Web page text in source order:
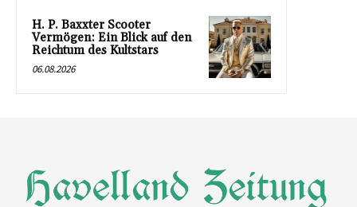
H. P. Baxxter Scooter
Vermögen: Ein Blick auf den
Reichtum des Kultstars
06.08.2026